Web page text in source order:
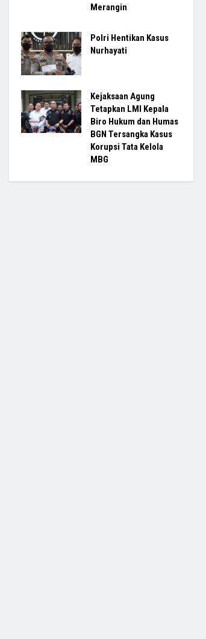
Merangin
Polri Hentikan Kasus
Nurhayati
Kejaksaan Agung
Tetapkan LMI Kepala
Biro Hukum dan Humas
BGN Tersangka Kasus
Korupsi Tata Kelola
MBG